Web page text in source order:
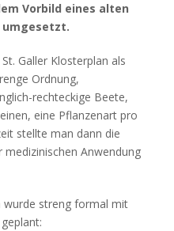
Vorbild eines alten
Galler Klosterplan als
Ordnung,
rechteckige Beete,
eine Pflanzenart pro
stellte man dann die
Anwendung
wurde streng formal mit